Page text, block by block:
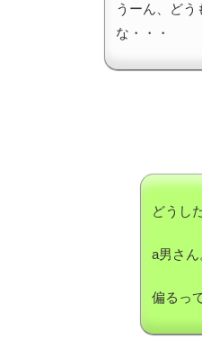
うーん、どう
な・・・
どうし
a男さん
偏るっ